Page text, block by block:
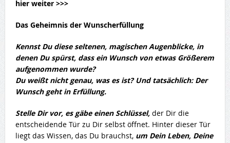
hier weiter >>>
Das Geheimnis der Wunscherfüllung
Kennst Du diese seltenen, magischen Augenblicke, in
denen Du spürst, dass ein Wunsch von etwas Größerem
aufgenommen wurde?
Du weißt nicht genau, was es ist? Und tatsächlich: Der
Wunsch geht in Erfüllung.
Stelle Dir vor, es gäbe einen Schlüssel, der Dir die
entscheidende Tür zu Dir selbst öffnet. Hinter dieser Tür
liegt das Wissen, das Du brauchst, um Dein Leben, Deine